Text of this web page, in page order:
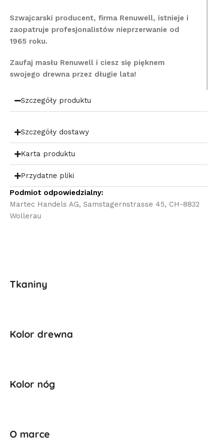
Szwajcarski producent, firma Renuwell, istnieje i
zaopatruje profesjonalistów nieprzerwanie od
1965 roku.
Zaufaj masłu Renuwell i ciesz się pięknem
swojego drewna przez długie lata!
Szczegóły produktu
Szczegóły dostawy
Karta produktu
Przydatne pliki
Podmiot odpowiedzialny:
Martec Handels AG, Samstagernstrasse 45, CH-8832
Wollerau
Tkaniny
Kolor drewna
Kolor nóg
O marce